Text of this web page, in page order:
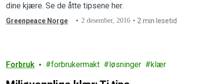
dine kjære. Se de åtte tipsene her.
Greenpeace Norge 2 desember, 2016 2 min lesetid
Forbruk forbrukermakt løsninger klær